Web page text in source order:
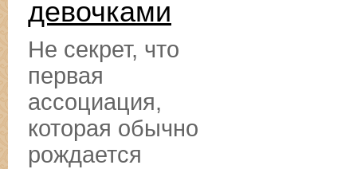
девочками
Не секрет, что
первая
ассоциация,
которая обычно
рождается